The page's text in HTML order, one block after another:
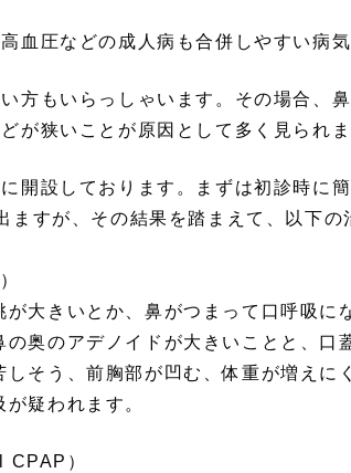
血圧などの成人病も合併しやすい病気
方もいらっしゃいます。その場合、
が狭いことが原因として多く見られま
開設しております。まずは初診時に
すが、その結果を踏まえて、以下の
大きいとか、鼻がつまって口呼吸に
奥のアデノイドが大きいことと、口
そう、前胸部が凹む、体重が増えに
疑われます。
CPAP）